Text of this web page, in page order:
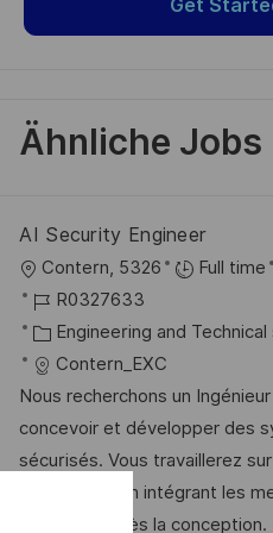
Get
Ähnliche Jobs
AI Security Engineer
O
r
t
Contern, 5326 Full time
J
o
b
-
I
D
R0327633
K
a
t
e
g
Engineering and
Contern_EXC
Nous recherchons un
concevoir et développer des
sécurisés. Vous travaillerez
et internes, en intégrant les
de sécurité dès la